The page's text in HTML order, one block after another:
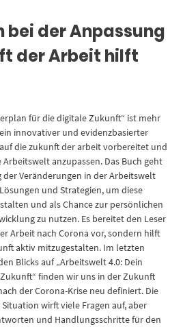
bei der Anpassung
der Arbeit hilft
für die digitale Zukunft“ ist mehr
innovativer und evidenzbasierter
die zukunft der arbeit vorbereitet und
anzupassen. Das Buch geht
Veränderungen in der Arbeitswelt
und Strategien, um diese
und als Chance zur persönlichen
zu nutzen. Es bereitet den Leser
Arbeit nach Corona vor, sondern hilft
aktiv mitzugestalten. Im letzten
Blicks auf „Arbeitswelt 4.0: Dein
finden wir uns in der Zukunft
der Corona-Krise neu definiert. Die
wirft viele Fragen auf, aber
und Handlungsschritte für den